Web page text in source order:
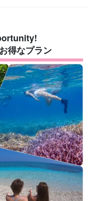
得なプラン